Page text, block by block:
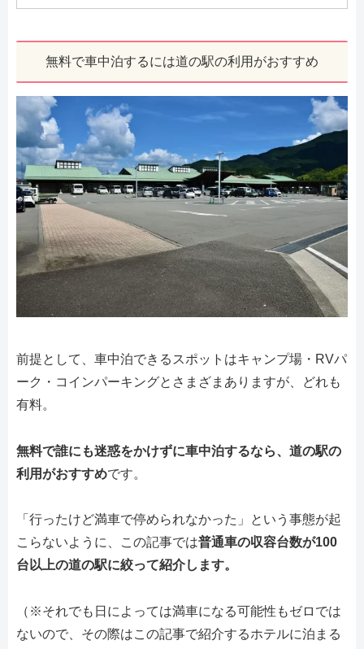
無料で車中泊するには道の駅の利用がおすすめ
前提として、車中泊できるスポットはキャンプ場・RVパ
ーク・コインパーキングとさまざまありますが、どれも
有料。
無料で誰にも迷惑をかけずに車中泊するなら、道の駅の
利用がおすすめです。
「行ったけど満車で停められなかった」という事態が起
こらないように、この記事では普通車の収容台数が100
台以上の道の駅に絞って紹介します。
（※それでも日によっては満車になる可能性もゼロでは
ないので、その際はこの記事で紹介するホテルに泊まる